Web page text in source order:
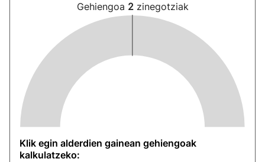
Gehiengoa 2 zinegotziak
Klik egin alderdien gainean gehiengoak
kalkulatzeko: